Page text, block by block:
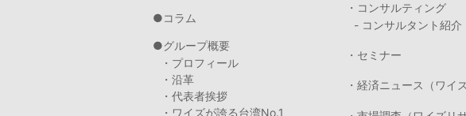
コラム
グループ概要
・プロフィール
・沿革
・代表者挨拶
・ワイズが誇る台湾No.1
・コンサルティング
- コンサルタント紹介
・セミナー
・経済ニュース（ワイ